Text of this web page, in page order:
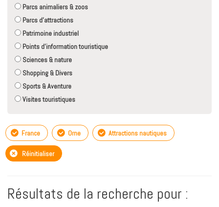
Parcs animaliers & zoos
Parcs d'attractions
Patrimoine industriel
Points d'information touristique
Sciences & nature
Shopping & Divers
Sports & Aventure
Visites touristiques
France Orne Attractions nautiques
Réinitialiser
Résultats de la recherche pour :